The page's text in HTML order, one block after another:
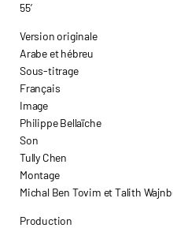
55’
Version originale
Arabe et hébreu
Sous-titrage
Français
Image
Philippe Bellaïche
Son
Tully Chen
Montage
Michal Ben Tovim et Talith
Production